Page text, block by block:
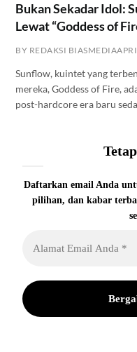
Bukan Sekadar Idol:
Lewat “Goddess of
BY REDAKSI BIASMEDIA
Sunflow, kuintet yang
mereka, Goddess of Fire,
post-hardcore era baru
Daftarkan email Anda
pilihan, dan kabar